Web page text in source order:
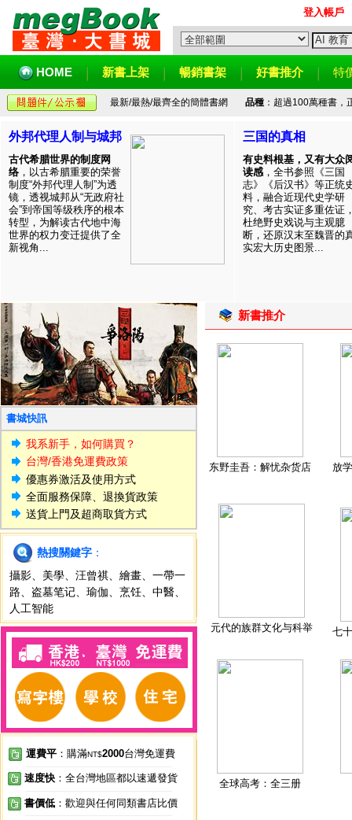
登入帳戶
HOME 新書上架 暢銷書架 好書推介 特
最新/最熱/最齊全的簡體書網 品種：超過100萬種書，
外邦代理人制与城邦
古代希腊世界的制度网
络 ，以古希腊重要的荣誉
制度“外邦代理人制”为透
镜，透视城邦从“无政府社
会”到帝国等级秩序的根本
转型，为解读古代地中海
世界的权力变迁提供了全
新视角...
三国的真相
有史料根基，又有大众
读感 ，全书参照《三国
志》《后汉书》等正统
料，融合近现代史学研
究、考古实证多重佐证
杜绝野史戏说与主观臆
断，还原汉末至魏晋的
实宏大历史图景...
書城快訊
我系新手，如何購買？
台灣/香港免運費政策
優惠券激活及使用方式
全面服務保障、退換貨政策
送貨上門及超商取貨方式
熱搜關鍵字 ：
攝影
美學 汪曾祺 繪畫
一帶一
路
盗墓笔记 瑜伽 烹饪 中醫
人工智能
運費平 ：購滿NT$2000台灣免運費
速度快 ：全台灣地區都以速遞發貨
書價低 ：歡迎與任何同類書店比價
新書推介
东野圭吾：解忧杂货店 放
元代的族群文化与科举 七
全球高考：全三册